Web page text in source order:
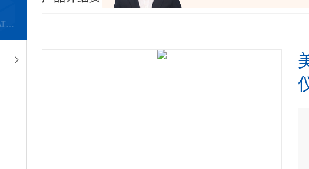
PRODUCT CLASSIFICATION